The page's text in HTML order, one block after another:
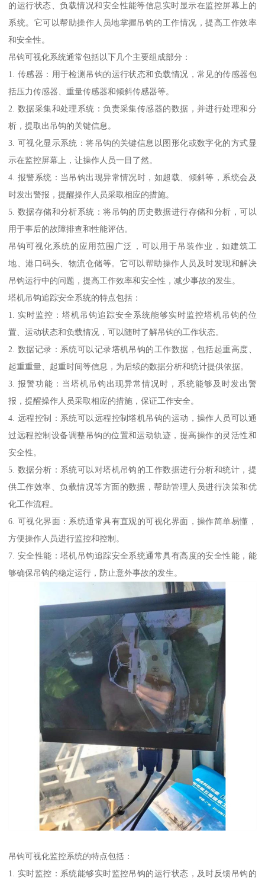
的运行状态、负载情况和安全性能等信息实时显示在监控屏幕上的
系统。它可以帮助操作人员地掌握吊钩的工作情况，提高工作效率
和安全性。
吊钩可视化系统通常包括以下几个主要组成部分：
1. 传感器：用于检测吊钩的运行状态和负载情况，常见的传感器包
括压力传感器、重量传感器和倾斜传感器等。
2. 数据采集和处理系统：负责采集传感器的数据，并进行处理和分
析，提取出吊钩的关键信息。
3. 可视化显示系统：将吊钩的关键信息以图形化或数字化的方式显
示在监控屏幕上，让操作人员一目了然。
4. 报警系统：当吊钩出现异常情况时，如超载、倾斜等，系统会及
时发出警报，提醒操作人员采取相应的措施。
5. 数据存储和分析系统：将吊钩的历史数据进行存储和分析，可以
用于事后的故障排查和性能评估。
吊钩可视化系统的应用范围广泛，可以用于吊装作业，如建筑工
地、港口码头、物流仓储等。它可以帮助操作人员及时发现和解决
吊钩运行中的问题，提高工作效率和安全性，减少事故的发生。
塔机吊钩追踪安全系统的特点包括：
1. 实时监控：塔机吊钩追踪安全系统能够实时监控塔机吊钩的位
置、运动状态和负载情况，可以随时了解吊钩的工作状态。
2. 数据记录：系统可以记录塔机吊钩的工作数据，包括起重高度、
起重重量、起重时间等信息，为后续的数据分析和统计提供依据。
3. 报警功能：当塔机吊钩出现异常情况时，系统能够及时发出警
报，提醒操作人员采取相应的措施，保证工作安全。
4. 远程控制：系统可以远程控制塔机吊钩的运动，操作人员可以通
过远程控制设备调整吊钩的位置和运动轨迹，提高操作的灵活性和
安全性。
5. 数据分析：系统可以对塔机吊钩的工作数据进行分析和统计，提
供工作效率、负载情况等方面的数据，帮助管理人员进行决策和优
化工作流程。
6. 可视化界面：系统通常具有直观的可视化界面，操作简单易懂，
方便操作人员进行监控和控制。
7. 安全性能：塔机吊钩追踪安全系统通常具有高度的安全性能，能
够确保吊钩的稳定运行，防止意外事故的发生。
吊钩可视化监控系统的特点包括：
1. 实时监控：系统能够实时监控吊钩的运行状态，及时反馈吊钩的